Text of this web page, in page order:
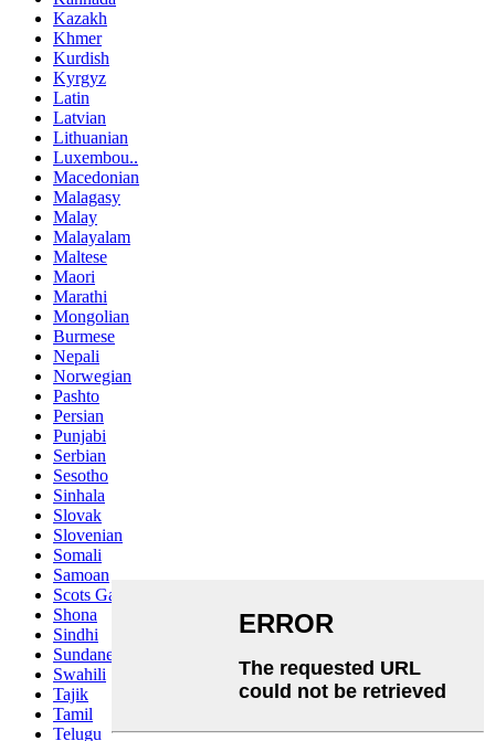
Kazakh
Khmer
Kurdish
Kyrgyz
Latin
Latvian
Lithuanian
Luxembou..
Macedonian
Malagasy
Malay
Malayalam
Maltese
Maori
Marathi
Mongolian
Burmese
Nepali
Norwegian
Pashto
Persian
Punjabi
Serbian
Sesotho
Sinhala
Slovak
Slovenian
Somali
Samoan
Scots Gaelic
Shona
Sindhi
Sundanese
Swahili
Tajik
Tamil
Telugu